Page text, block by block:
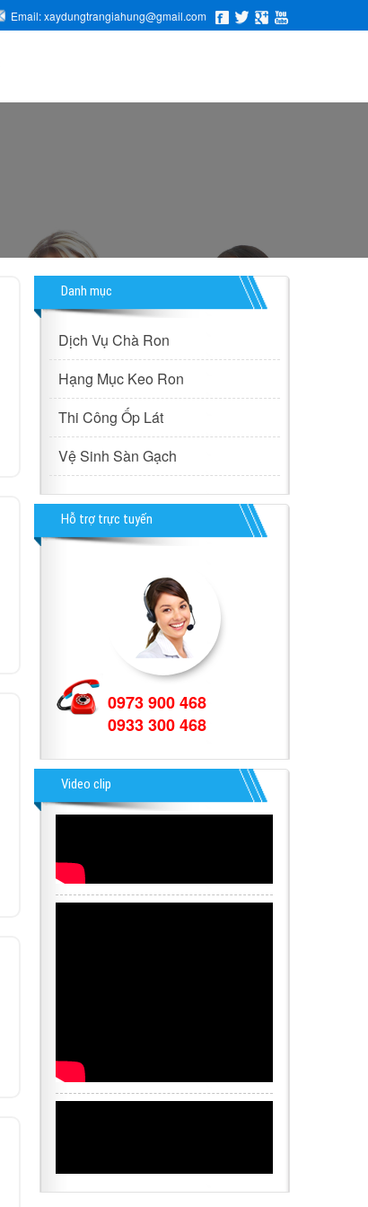
Email: xaydungtrangiahung@gmail.com
Danh mục
Dịch Vụ Chà Ron
Hạng Mục Keo Ron
Thi Công Ốp Lát
Vệ Sinh Sàn Gạch
Hỗ trợ trực tuyến
0973 900 468
0933 300 468
Video clip